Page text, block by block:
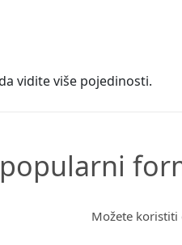
vidite više pojedinosti.
Možete